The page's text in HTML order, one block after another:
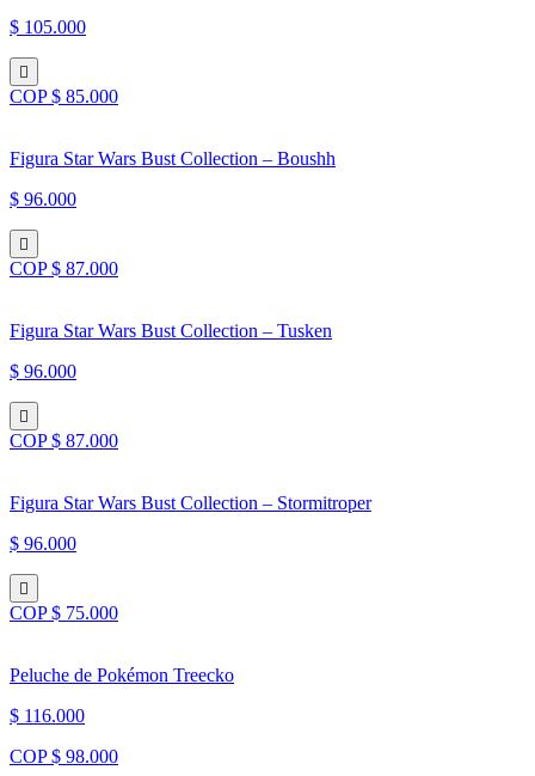
$ 105.000
COP $ 85.000
Figura Star Wars Bust Collection – Boushh
$ 96.000
COP $ 87.000
Figura Star Wars Bust Collection – Tusken
$ 96.000
COP $ 87.000
Figura Star Wars Bust Collection – Stormitroper
$ 96.000
COP $ 75.000
Peluche de Pokémon Treecko
$ 116.000
COP $ 98.000